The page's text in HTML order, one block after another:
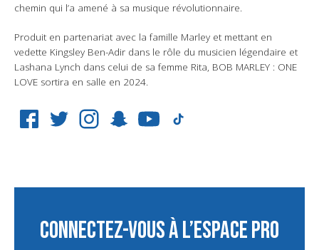
chemin qui l’a amené à sa musique révolutionnaire.
Produit en partenariat avec la famille Marley et mettant en
vedette Kingsley Ben-Adir dans le rôle du musicien légendaire et
Lashana Lynch dans celui de sa femme Rita, BOB MARLEY : ONE
LOVE sortira en salle en 2024.
CONNECTEZ-VOUS À L’ESPACE PRO